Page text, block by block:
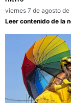
viernes 7 de agosto
Leer contenido de la